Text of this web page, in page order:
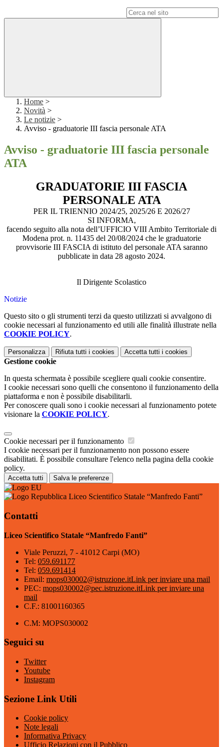
Home >
Novità >
Le notizie >
Avviso - graduatorie III fascia personale ATA
Avviso - graduatorie III fascia personale
ATA
GRADUATORIE III FASCIA
PERSONALE ATA
PER IL TRIENNIO 2024/25, 2025/26 E 2026/27
SI INFORMA,
facendo seguito alla nota dell’UFFICIO VIII Ambito Territoriale di
Modena prot. n. 11435 del 20/08/2024 che le graduatorie
provvisorie III FASCIA di istituto del personale ATA saranno
pubblicate in data 28 agosto 2024.
Il Dirigente Scolastico
Notizie
Questo sito o gli strumenti terzi da questo utilizzati si avvalgono di
cookie necessari al funzionamento ed utili alle finalità illustrate nella
COOKIE POLICY.
Personalizza Rifiuta tutti i cookies Accetta tutti i cookies
Gestione cookie
In questa schermata è possibile scegliere quali cookie consentire.
I cookie necessari sono quelli che consentono il funzionamento della
piattaforma e non è possibile disabilitarli.
Per conoscere quali sono i cookie necessari al funzionamento potete
visionare la COOKIE POLICY.
Cookie necessari per il funzionamento
I cookie necessari per il funzionamento non possono essere
disabilitati. È possibile consultare l'elenco nella pagina della cookie
policy.
Accetta tutti Salva le preferenze
Liceo Scientifico Statale “Manfredo Fanti”
Contatti
Liceo Scientifico Statale “Manfredo Fanti”
Viale Peruzzi, 7 - 41012 Carpi (MO)
Tel: 059.691177
Tel: 059.691414
Email: mops030002@istruzione.itLink per inviare una mail
PEC: mops030002@pec.istruzione.itLink per inviare una
mail
C.F.: 81001160365
C.M: MOPS030002
Seguici su
Twitter
Youtube
Instagram
Sezione Link Utili
Cookie policy
Note legali
Informativa Privacy
Ufficio Relazioni con il Pubblico